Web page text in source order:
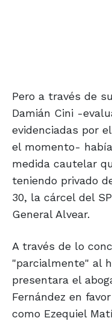
Pero a través de
Damián Cini -
evidenciadas por
el momento-
medida cautelar
teniendo privado
30, la cárcel del
General Alvear.
A través de lo
"parcialmente" al
presentara el
Fernández en
como Ezequiel